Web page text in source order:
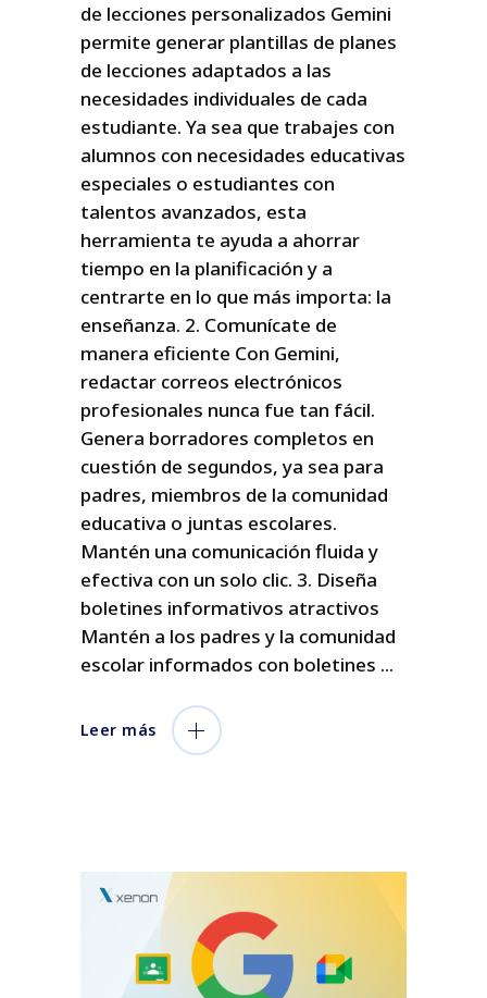
de lecciones personalizados Gemini
permite generar plantillas de planes
de lecciones adaptados a las
necesidades individuales de cada
estudiante. Ya sea que trabajes con
alumnos con necesidades educativas
especiales o estudiantes con
talentos avanzados, esta
herramienta te ayuda a ahorrar
tiempo en la planificación y a
centrarte en lo que más importa: la
enseñanza. 2. Comunícate de
manera eficiente Con Gemini,
redactar correos electrónicos
profesionales nunca fue tan fácil.
Genera borradores completos en
cuestión de segundos, ya sea para
padres, miembros de la comunidad
educativa o juntas escolares.
Mantén una comunicación fluida y
efectiva con un solo clic. 3. Diseña
boletines informativos atractivos
Mantén a los padres y la comunidad
escolar informados con boletines
Leer más